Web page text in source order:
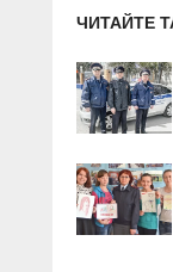
ЧИТАЙТЕ